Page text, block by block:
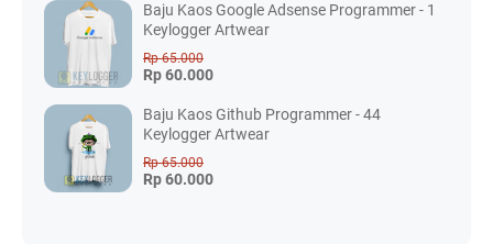
Baju Kaos Google Adsense Programmer - 1
Keylogger Artwear
Rp 65.000
Rp 60.000
Baju Kaos Github Programmer - 44
Keylogger Artwear
Rp 65.000
Rp 60.000